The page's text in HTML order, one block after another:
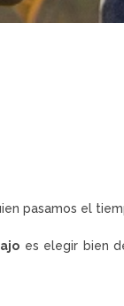
pasamos el
es elegir bien